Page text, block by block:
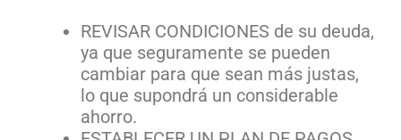
REVISAR CONDICIONES de su deuda,
ya que seguramente se pueden
cambiar para que sean más justas,
lo que supondrá un considerable
ahorro.